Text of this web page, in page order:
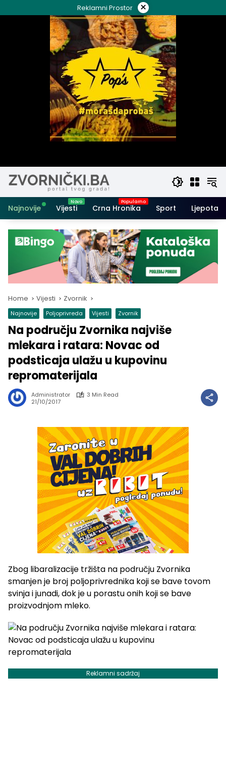
to
Reklamni Prostor ×
Najnovije Vijesti Crna Hronika Sport Ljepota i
Home Vijesti Zvornik
Najnovije Poljoprivreda Vijesti Zvornik
Na području Zvornika najviše
mlekara i ratara: Novac od
podsticaja ulažu u kupovinu
repromaterijala
Administrator
3 Min Read
21/10/2017
Zbog libaralizacije tržišta na području Zvornika
smanjen je broj poljoprivrednika koji se bave tovom
svinja i junadi, dok je u porastu onih koji se bave
proizvodnjom mleko.
Reklamni sadržaj